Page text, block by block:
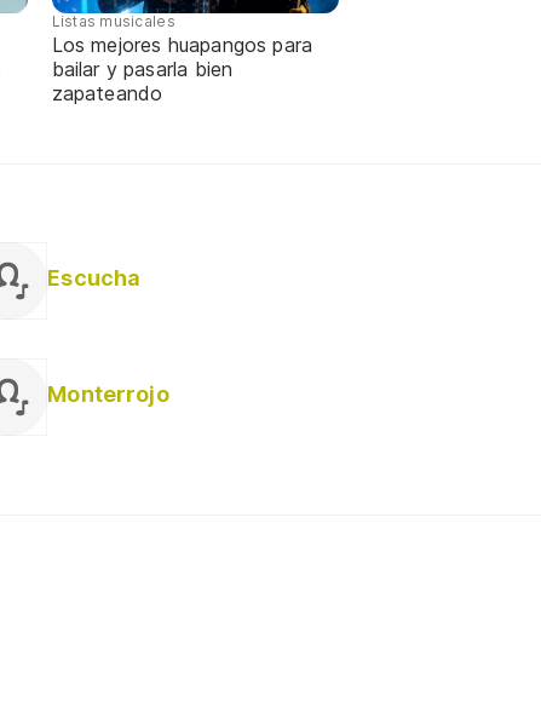
Listas musicales
Los mejores huapangos para
bailar y pasarla bien
zapateando
Escucha
Monterrojo